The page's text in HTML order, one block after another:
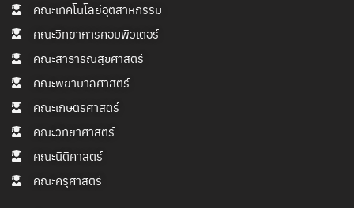
คณะเทคโนโลยีอุตสาหกรรม
คณะวิทยาการคอมพิวเตอร์
คณะสาธารณสุขศาสตร์
คณะพยาบาลศาสตร์
คณะเกษตรศาสตร์
คณะวิทยาศาสตร์
คณะนิติศาสตร์
คณะครุศาสตร์